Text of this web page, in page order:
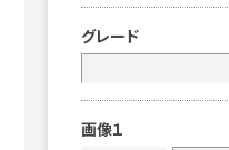
グレード
画像１